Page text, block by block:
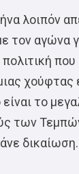
λοιπόν
τον αγώνα
που
χούφτας
το
των
δικαίωση.